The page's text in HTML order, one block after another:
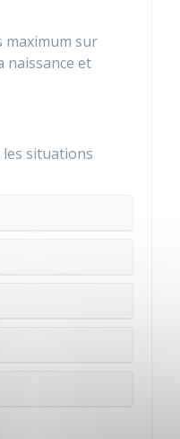
maximum sur
naissance et
situations